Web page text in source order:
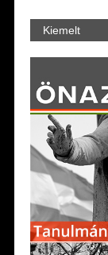
Kiemelt